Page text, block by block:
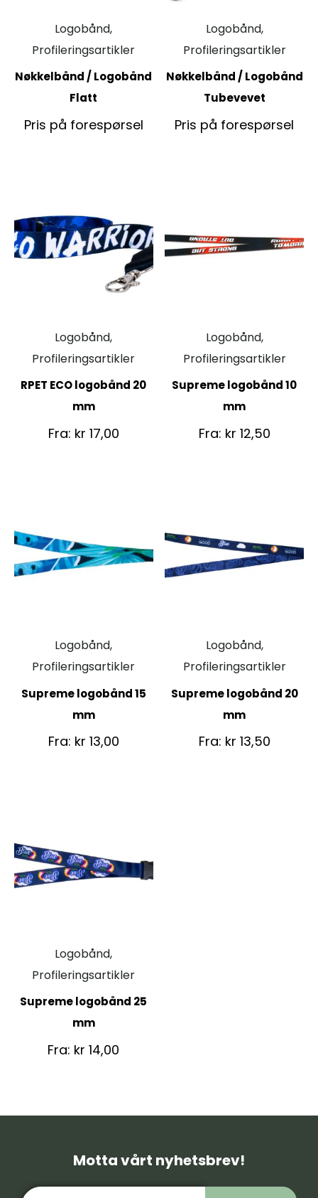
Logobånd,
Profileringsartikler
Nøkkelbånd / Logobånd
Flatt
Pris på forespørsel
Logobånd,
Profileringsartikler
Nøkkelbånd / Logobånd
Tubevevet
Pris på forespørsel
Logobånd,
Profileringsartikler
RPET ECO logobånd 20
mm
Fra: kr 17,00
Logobånd,
Profileringsartikler
Supreme logobånd 10
mm
Fra: kr 12,50
Logobånd,
Profileringsartikler
Supreme logobånd 15
mm
Fra: kr 13,00
Logobånd,
Profileringsartikler
Supreme logobånd 20
mm
Fra: kr 13,50
Logobånd,
Profileringsartikler
Supreme logobånd 25
mm
Fra: kr 14,00
Motta vårt nyhetsbrev!